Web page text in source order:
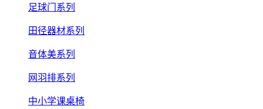
足球门系列
田径器材系列
音体美系列
网羽排系列
中小学课桌椅